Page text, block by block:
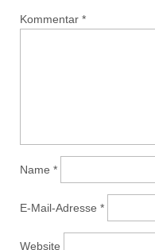
Kommentar *
Name *
E-Mail-Adresse *
Website